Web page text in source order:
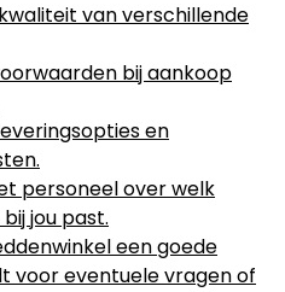
van verschillende
bij aankoop
en
personeel over welk
jou past.
een goede
voor eventuele vragen of